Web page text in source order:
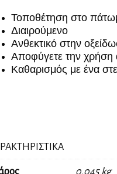
Τοποθέτηση στο
Διαιρούμενο
Ανθεκτικό στην
Αποφύγετε την χρήση
Καθαρισμός με ένα
0.045 kg